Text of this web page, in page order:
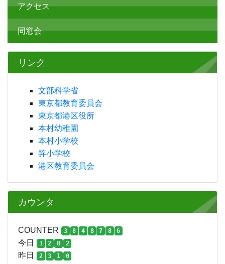
アクセス
同窓会
リンク
文部科学省
東京都教育委員会
東京都港区役所
本村幼稚園
本村小学校
笄小学校
港区教育委員会
カウンタ
COUNTER 3 8 4 8 7 8 6
今日 1 2 8 2
昨日 2 3 1 0